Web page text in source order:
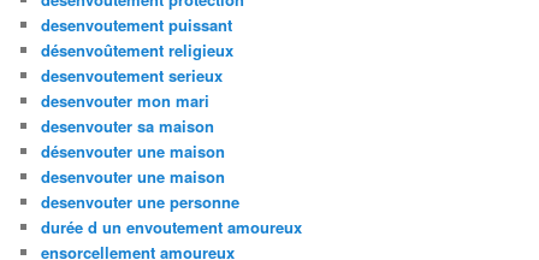
desenvoutement puissant
désenvoûtement religieux
desenvoutement serieux
desenvouter mon mari
desenvouter sa maison
désenvouter une maison
desenvouter une maison
desenvouter une personne
durée d un envoutement amoureux
ensorcellement amoureux